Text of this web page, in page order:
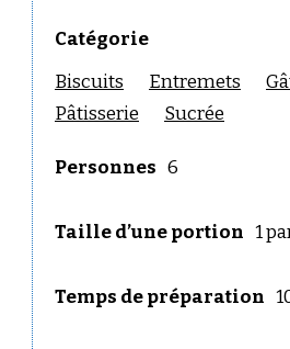
Catégorie
Biscuits
Entremets
Pâtisserie
Sucrée
Personnes 6
Taille d’une portion 1
Temps de préparation